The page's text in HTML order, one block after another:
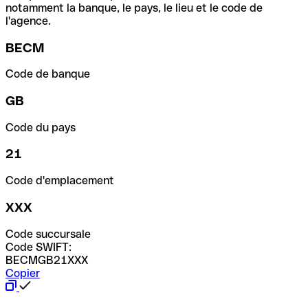
notamment la banque, le pays, le lieu et le code de
l'agence.
BECM
Code de banque
GB
Code du pays
21
Code d'emplacement
XXX
Code succursale
Code SWIFT:
BECMGB21XXX
Copier